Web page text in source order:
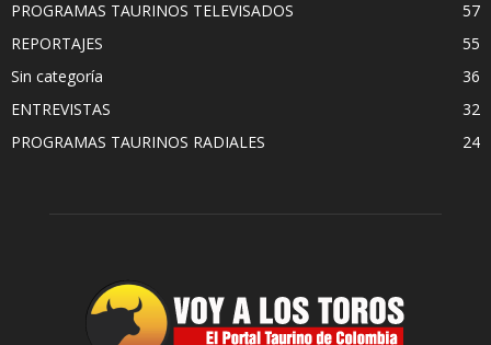
PROGRAMAS TAURINOS TELEVISADOS
57
REPORTAJES
55
Sin categoría
36
ENTREVISTAS
32
PROGRAMAS TAURINOS RADIALES
24